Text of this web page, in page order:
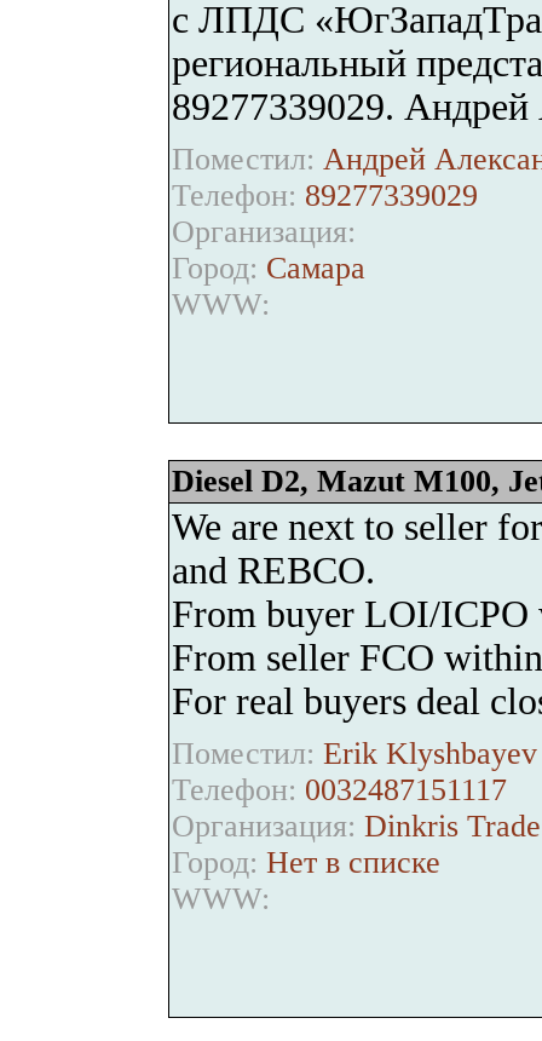
с ЛПДС
региональный
89277339029. Андрей
Поместил: Андрей
Телефон: 89277339029
Организация:
Город: Самара
WWW:
Diesel D2, Mazut M100,
We are next to seller
and REBCO.
From buyer LOI/
From seller FCO
For real buyers deal
Поместил: Erik
Телефон: 0032487151117
Организация: Dinkris
Город: Нет в списке
WWW: